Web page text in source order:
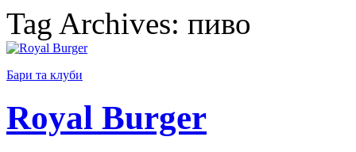
Tag Archives: пиво
Бари та клуби
Royal Burger